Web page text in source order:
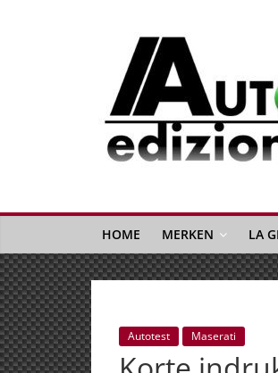
Auto
Edizione
La
Gazetta
dell'Automobile
Italiana
|
Italiaans
autonieuws
&
HOME MERKEN LA
Autotest Maserati